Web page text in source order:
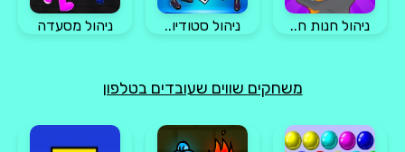
ניהול חנות ח.. ניהול סטודיו.. ניהול מסעדה
משחקים שווים שעובדים בטלפון